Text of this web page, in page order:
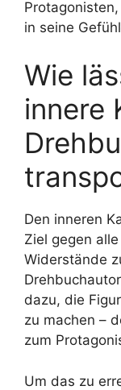
in seine
Wie
innere
Den inneren
Ziel gegen
Widerstände
dazu, die
zu machen –
zum
Um das zu